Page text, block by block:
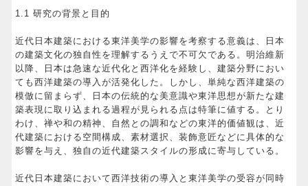
1.1 研究の背景と目的
近代日本建築における東洋美学の影響を考察する意義は、日本
の建築文化の独自性を理解するうえで不可欠である。明治維新
以降、日本は急速な近代化と西洋化を経験し、建築分野におい
ても西洋建築の導入が活発化した。しかし、単純な西洋建築の
模倣に留まらず、日本の伝統的な美意識や東洋思想が新たな建
築表現に取り込まれる過程が見られる点は特筆に値する。とり
わけ、禅や和の精神、自然との調和などの東洋的価値観は、近
代建築における空間構成、素材選択、装飾意匠などに具体的な
影響を与え、独自の近代建築スタイルの形成に寄与している。
近代日本建築において西洋技術の導入と東洋美学の受容が同時